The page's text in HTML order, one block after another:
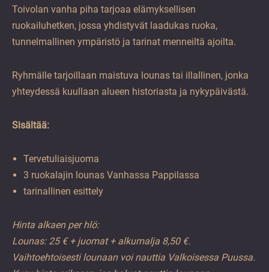
Toivolan vanha piha tarjoaa elämyksellisen
ruokailuhetken, jossa yhdistyvät laadukas ruoka,
tunnelmallinen ympäristö ja tarinat menneiltä ajoilta.
Ryhmälle tarjoillaan maistuva lounas tai illallinen, jonka
yhteydessä kuullaan alueen historiasta ja nykypäivästä.
Sisältää:
Tervetuliaisjuoma
3 ruokalajin lounas Vanhassa Pappilassa
tarinallinen esittely
Hinta alkaen per hlö:
Lounas: 25 € + juomat + alkumalja 8,50 €.
Vaihtoehtoisesti lounaan voi nauttia Valkoisessa Puussa.